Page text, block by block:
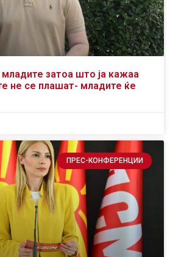
затоа што ја кажаа
не се плашат- младите ќе
ПРЕС-КОНФЕРЕНЦИИ